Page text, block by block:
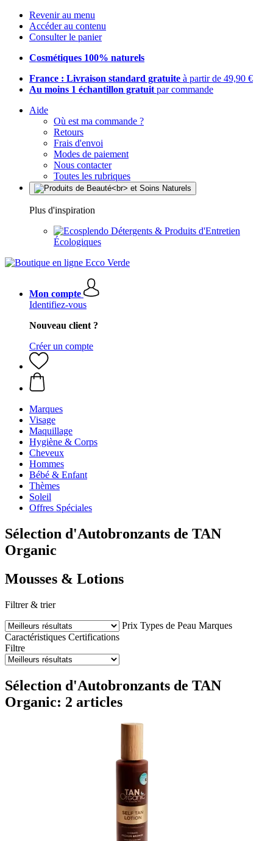
Revenir au menu
Accéder au contenu
Consulter le panier
Cosmétiques 100% naturels
France : Livraison standard gratuite à partir de 49,90 €
Au moins 1 échantillon gratuit par commande
Aide
Où est ma commande ?
Retours
Frais d'envoi
Modes de paiement
Nous contacter
Toutes les rubriques
Plus d'inspiration
Détergents & Produits d'Entretien
Écologiques
Mon compte
Identifiez-vous
Nouveau client ?
Créer un compte
Marques
Visage
Maquillage
Hygiène & Corps
Cheveux
Hommes
Bébé & Enfant
Thèmes
Soleil
Offres Spéciales
Sélection d'Autobronzants de TAN
Organic
Mousses & Lotions
Filtrer & trier
Prix Types de Peau Marques
Caractéristiques Certifications
Filtre
Sélection d'Autobronzants de TAN
Organic: 2 articles